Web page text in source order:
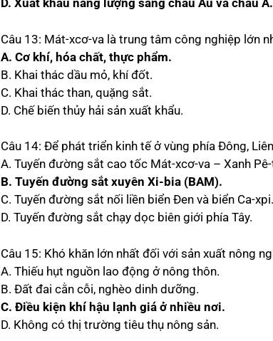
D. Xuất khẩu năng lượng sang châu Âu và châu Á.
Câu 13: Mát-xcơ-va là trung tâm công nghiệp lớn
A. Cơ khí, hóa chất, thực phẩm.
B. Khai thác dầu mỏ, khí đốt.
C. Khai thác than, quặng sắt.
D. Chế biến thủy hải sản xuất khẩu.
Câu 14: Để phát triển kinh tế ở vùng phía Đông,
A. Tuyến đường sắt cao tốc Mát-xcơ-va – Xanh
B. Tuyến đường sắt xuyên Xi-bia (BAM).
C. Tuyến đường sắt nối liền biển Đen và biển Ca-xpi.
D. Tuyến đường sắt chạy dọc biên giới phía Tây.
Câu 15: Khó khăn lớn nhất đối với sản xuất nông
A. Thiếu hụt nguồn lao động ở nông thôn.
B. Đất đai cằn cỗi, nghèo dinh dưỡng.
C. Điều kiện khí hậu lạnh giá ở nhiều nơi.
D. Không có thị trường tiêu thụ nông sản.